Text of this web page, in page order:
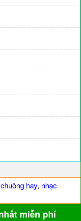
hay, nhạc
miễn phí